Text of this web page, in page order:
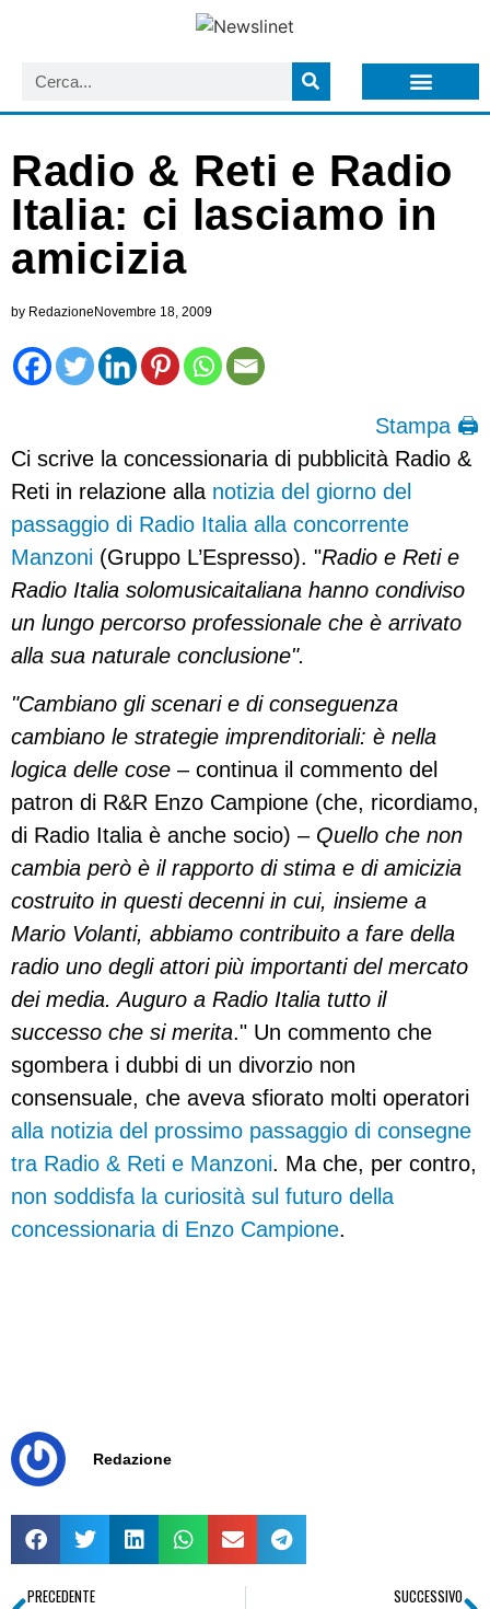
Radio & Reti e Radio
Italia: ci lasciamo in
amicizia
by RedazioneNovembre 18, 2009
Stampa 🖨
Ci scrive la concessionaria di pubblicità Radio &
Reti in relazione alla notizia del giorno del
passaggio di Radio Italia alla concorrente
Manzoni (Gruppo L’Espresso). "Radio e Reti e
Radio Italia solomusicaitaliana hanno condiviso
un lungo percorso professionale che è arrivato
alla sua naturale conclusione".
"Cambiano gli scenari e di conseguenza
cambiano le strategie imprenditoriali: è nella
logica delle cose – continua il commento del
patron di R&R Enzo Campione (che, ricordiamo,
di Radio Italia è anche socio) –Quello che non
cambia però è il rapporto di stima e di amicizia
costruito in questi decenni in cui, insieme a
Mario Volanti, abbiamo contribuito a fare della
radio uno degli attori più importanti del mercato
dei media. Auguro a Radio Italia tutto il
successo che si merita." Un commento che
sgombera i dubbi di un divorzio non
consensuale, che aveva sfiorato molti operatori
alla notizia del prossimo passaggio di consegne
tra Radio & Reti e Manzoni. Ma che, per contro,
non soddisfa la curiosità sul futuro della
concessionaria di Enzo Campione.
Redazione
PRECEDENTE SUCCESSIVO